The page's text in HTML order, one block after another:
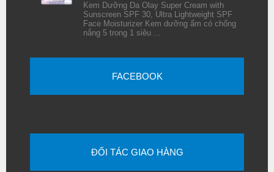
Kem Dưỡng Da Olay Super Cream with
Sunscreen SPF 30, Ultra Lightweight SPF
Face Moisturizer Kem dưỡng ẩm có chống
nắng 5 trong 1 siêu ...
FACEBOOK
ĐỐI TÁC GIAO HÀNG